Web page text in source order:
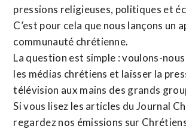
pressions religieuses, politiques et
C’est pour cela que nous lançons un
communauté chrétienne.
La question est simple : voulons-
les médias chrétiens et laisser la
télévision aux mains des grands
Si vous lisez les articles du Journal
regardez nos émissions sur